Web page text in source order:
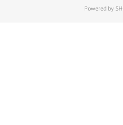
Powered by